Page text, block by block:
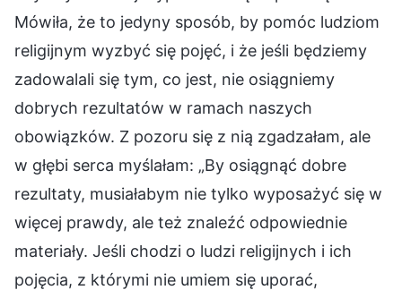
Mówiła, że to jedyny sposób, by pomóc ludziom
religijnym wyzbyć się pojęć, i że jeśli będziemy
zadowalali się tym, co jest, nie osiągniemy
dobrych rezultatów w ramach naszych
obowiązków. Z pozoru się z nią zgadzałam, ale
w głębi serca myślałam: „By osiągnąć dobre
rezultaty, musiałabym nie tylko wyposażyć się w
więcej prawdy, ale też znaleźć odpowiednie
materiały. Jeśli chodzi o ludzi religijnych i ich
pojęcia, z którymi nie umiem się uporać,